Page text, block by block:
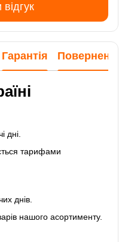
Гарантія Повернення
дні.
тарифами
днів.
нашого асортименту.